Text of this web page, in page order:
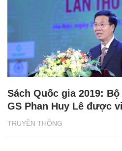
TRUYỀN THÔNG
Sách Quốc gia 2019:
GS Phan Huy Lê được